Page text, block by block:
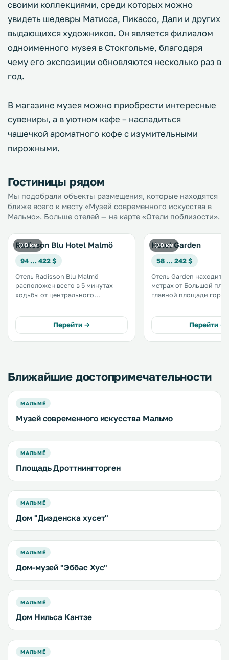
своими коллекциями, среди которых можно
увидеть шедевры Матисса, Пикассо, Дали и других
выдающихся художников. Он является филиалом
одноименного музея в Стокгольме, благодаря
чему его экспозиции обновляются несколько раз в
год.
В магазине музея можно приобрести интересные
сувениры, а в уютном кафе – насладиться
чашечкой ароматного кофе с изумительными
пирожными.
Гостиницы рядом
Мы подобрали объекты размещения, которые находятся
ближе всего к месту «Музей современного искусства в
Мальмо». Больше отелей — на карте «Отели поблизости».
0 км
Radisson Blu Hotel Malmö
94 … 422 $
Отель Radisson Blu Malmö
расположен всего в 5 минутах
ходьбы от центрального
от главных торговых улиц. К
услугам гостей бесплатный Wi-Fi,
тренажерный зал и сауна. .
Перейти →
0 км
Hotel Garden
58 … 242 $
Отель Garden
метрах от Большой
главной площади
бесплатный Wi-Fi, сад
тренажерный зал и
Перейти →
Ближайшие достопримечательности
МАЛЬМЁ
Музей современного искусства Мальмо
МАЛЬМЁ
Площадь Дроттнингторген
МАЛЬМЁ
Дом "Диэденска хусет"
МАЛЬМЁ
Дом-музей "Эббас Хус"
МАЛЬМЁ
Дом Нильса Кантзе
МАЛЬМЁ